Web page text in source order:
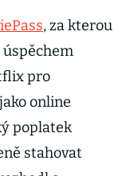
, za kterou
úspěchem
pro
online
poplatek
stahovat